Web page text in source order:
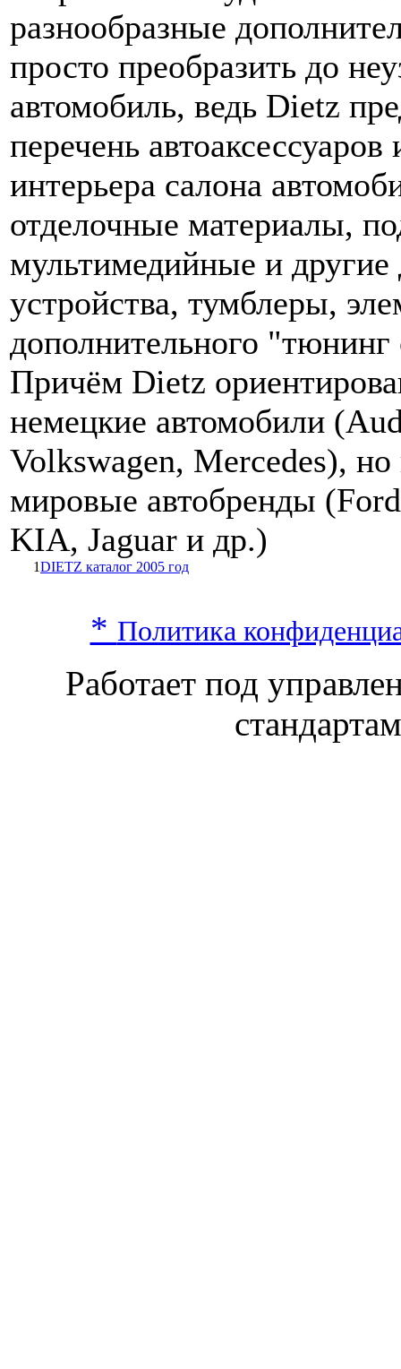
разнообразные
просто преобразить до
автомобиль, ведь Dietz
перечень
интерьера салона
отделочные материалы,
мультимедийные и
устройства, тумблеры,
дополнительного
Причём Dietz
немецкие автомобили
Volkswagen, Mercedes),
мировые автобренды
KIA, Jaguar и др.)
1DIETZ каталог 2005 год
* Политика
Работает под